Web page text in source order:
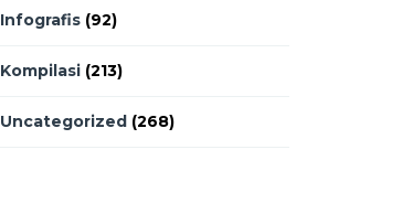
Infografis(92)
Kompilasi(213)
Uncategorized(268)